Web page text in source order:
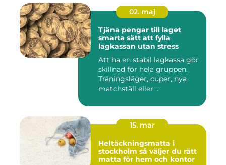
02. maj
Tjäna pengar till laget
smarta sätt att fylla
lagkassan utan stress
Att ha en stabil lagkassa gör
skillnad för hela gruppen.
Träningsläger, cuper, nya
matchställ eller ...
15. mar
Heltäckningsmatta i
stockholm så väljer du rätt
matta för hem och kontor